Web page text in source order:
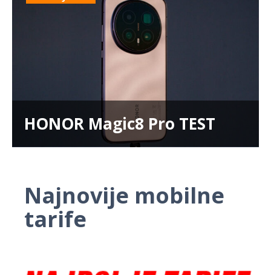
HONOR Magic8 Pro TEST
Najnovije mobilne
tarife